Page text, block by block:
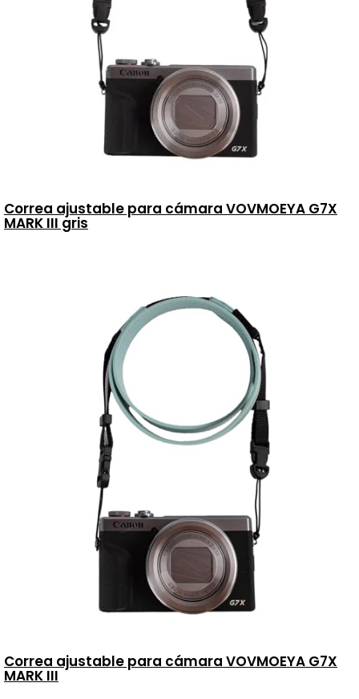
Correa ajustable para cámara VOVMOEYA G7X
MARK III gris
Correa ajustable para cámara VOVMOEYA G7X
MARK III